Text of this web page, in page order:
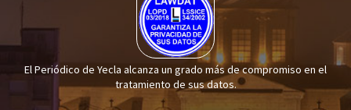
El Periódico de Yecla alcanza un grado más de compromiso en el
tratamiento de sus datos.